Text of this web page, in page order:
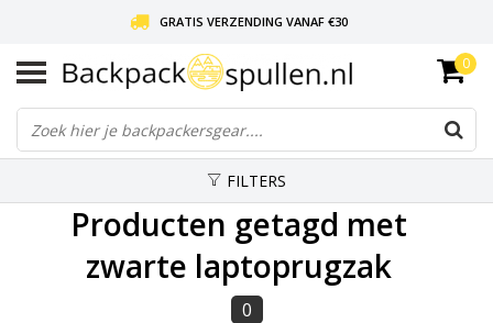
GRATIS VERZENDING VANAF €30
LIEFDE VOOR BACKPACKEN!
30 DAGEN GRATIS RETOUR
0
FILTERS
Producten getagd met
zwarte laptoprugzak
0